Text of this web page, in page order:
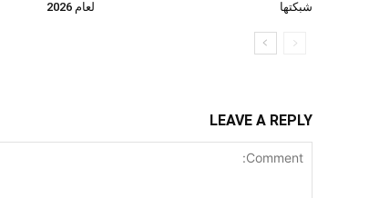
لعام 2026
شبكتها
LEAVE A REPLY